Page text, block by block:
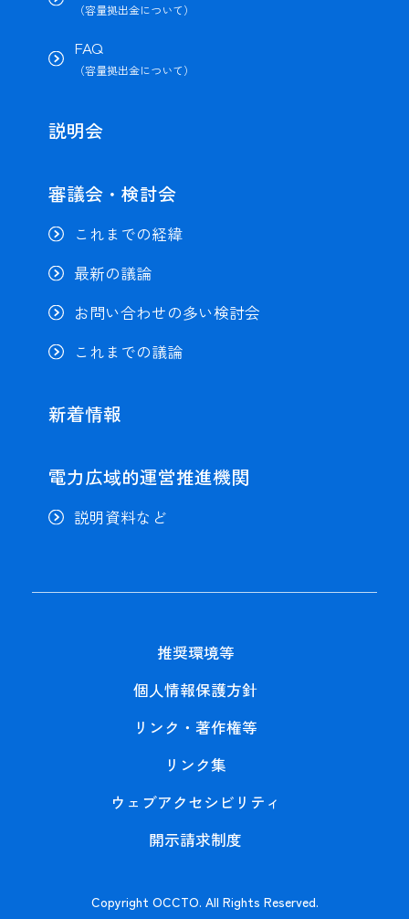
（容量拠出金について）
FAQ
（容量拠出金について）
説明会
審議会・検討会
これまでの経緯
最新の議論
お問い合わせの多い検討会
これまでの議論
新着情報
電力広域的運営推進機関
説明資料など
推奨環境等
個人情報保護方針
リンク・著作権等
リンク集
ウェブアクセシビリティ
開示請求制度
Copyright OCCTO. All Rights Reserved.